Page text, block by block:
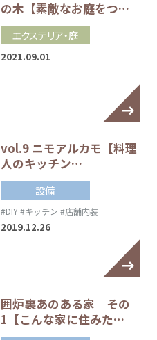
の木【素敵なお庭をつ…
エクステリア・庭
2021.09.01
vol.9 ニモアルカモ【料理
人のキッチン…
設備
#DIY#キッチン #店舗内装
2019.12.26
囲炉裏あのある家 その
1【こんな家に住みた…